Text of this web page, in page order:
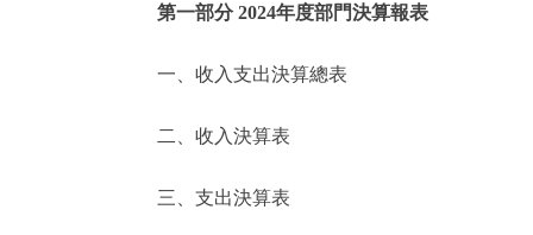
第一部分 2024年度部門決算報表
一、收入支出決算總表
二、收入決算表
三、支出決算表